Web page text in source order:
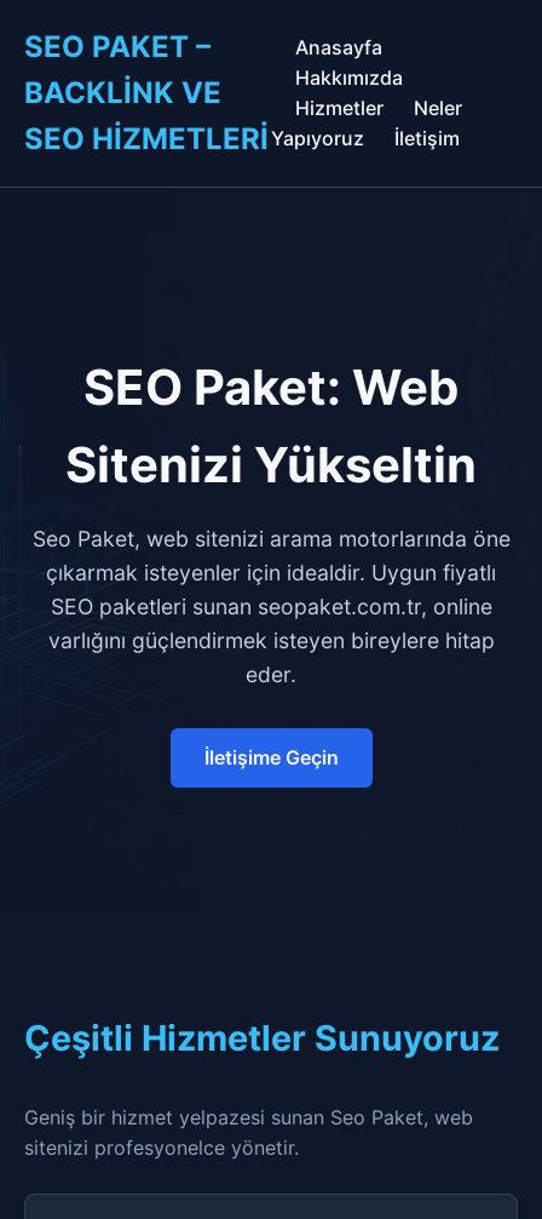
SEO PAKET –
BACKLINK VE
SEO HIZMETLERI
Anasayfa
Hakkımızda
Hizmetler
Neler
Yapıyoruz
İletişim
SEO Paket: Web
Sitenizi Yükseltin
Seo Paket, web sitenizi arama motorlarında öne
çıkarmak isteyenler için idealdir. Uygun fiyatlı
SEO paketleri sunan seopaket.com.tr, online
varlığını güçlendirmek isteyen bireylere hitap
eder.
İletişime Geçin
Çeşitli Hizmetler Sunuyoruz
Geniş bir hizmet yelpazesi sunan Seo Paket, web
sitenizi profesyonelce yönetir.